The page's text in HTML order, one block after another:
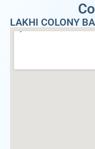
LAKHI COLONY